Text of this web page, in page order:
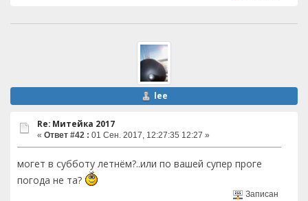
lee
Re: Митейка 2017
« Ответ #42 : 01 Сен. 2017, 12:27:35 12:27 »
могет в субботу летнём?..или по вашей супер проге
погода не та?
Записан